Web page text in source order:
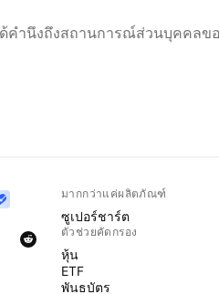
คำนึงถึงสถานการณ์ส่วนบุคคล
มากกว่าแค่ผลิตภัณฑ์
ซูเปอร์ชาร์ต
ตัวช่วยคัดกรอง
หุ้น
ETF
พันธบัตร